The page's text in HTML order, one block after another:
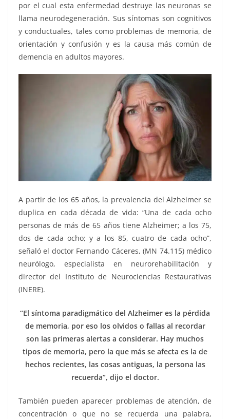
por el cual esta enfermedad destruye las neuronas se
llama neurodegeneración. Sus síntomas son cognitivos
y conductuales, tales como problemas de memoria, de
orientación y confusión y es la causa más común de
demencia en adultos mayores.
A partir de los 65 años, la prevalencia del Alzheimer se
duplica en cada década de vida: “Una de cada ocho
personas de más de 65 años tiene Alzheimer; a los 75,
dos de cada ocho; y a los 85, cuatro de cada ocho”,
señaló el doctor Fernando Cáceres, (MN 74.115) médico
neurólogo, especialista en neurorehabilitación y
director del Instituto de Neurociencias Restaurativas
(INERE).
“El síntoma paradigmático del Alzheimer es la pérdida
de memoria, por eso los olvidos o fallas al recordar
son las primeras alertas a considerar. Hay muchos
tipos de memoria, pero la que más se afecta es la de
hechos recientes, las cosas antiguas, la persona las
recuerda”, dijo el doctor.
También pueden aparecer problemas de atención, de
concentración o que no se recuerda una palabra,